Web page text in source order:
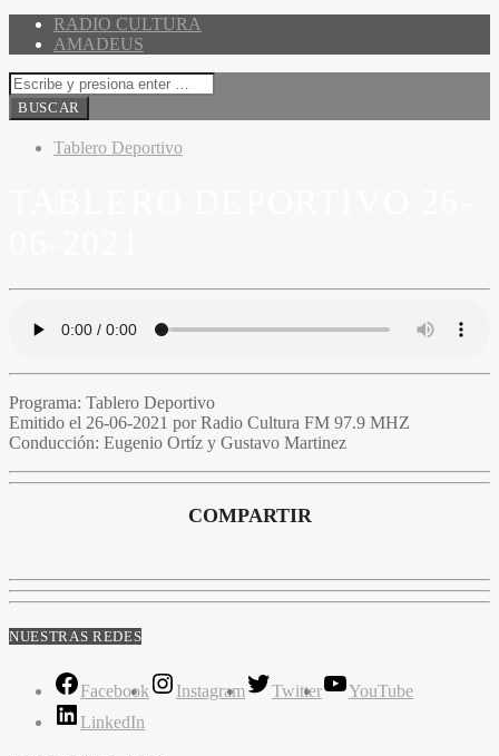
RADIO CULTURA
AMADEUS
Tablero Deportivo
Programa: Tablero Deportivo
Emitido el 26-06-2021 por Radio Cultura FM 97.9 MHZ
Conducción: Eugenio Ortíz y Gustavo Martinez
COMPARTIR
NUESTRAS REDES
Facebook Instagram Twitter
YouTube
LinkedIn